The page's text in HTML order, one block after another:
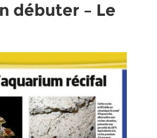
débuter – Le